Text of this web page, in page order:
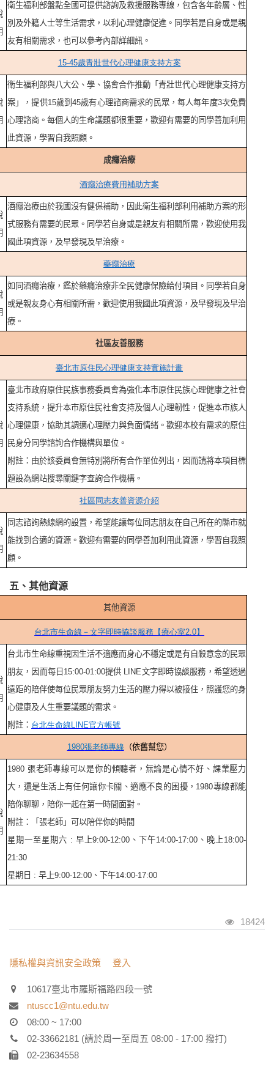
衛生福利部盤點全國可提供諮詢及救援服務專線，包含各年齡層、性
別及外籍人士等生活需求，以利心理健康促進。同學若是自身或是親
友有相關需求，也可以參考內部詳細訊。
15-45歲青壯世代心理健康支持方案
衛生福利部與八大公、學、協會合作推動「青壯世代心理健康支持方
案」，提供15歲到45歲有心理諮商需求的民眾，每人每年度3次免費
心理諮商。每個人的生命議題都很重要，歡迎有需要的同學善加利用
此資源，學習自我照顧。
成癮治療
酒癮治療費用補助方案
酒癮治療由於我國沒有健保補助，因此衛生福利部利用補助方案的形
式服務有需要的民眾。同學若自身或是親友有相關所需，歡迎使用我
國此項資源，及早發現及早治療。
藥癮治療
如同酒癮治療，鑑於藥癮治療非全民健康保險給付項目。同學若自身
或是親友身心有相關所需，歡迎使用我國此項資源，及早發現及早治
療。
社區友善服務
臺北市原住民心理健康支持實施計畫
臺北市政府原住民族事務委員會為強化本市原住民族心理健康之社會
支持系統，提升本市原住民社會支持及個人心理韌性，促進本市族人
心理健康，協助其調適心理壓力與負面情緒。歡迎本校有需求的原住
民身分同學諮詢合作機構與單位。
附註：由於該委員會無特別將所有合作單位列出，因而請將本項目標
題設為網站搜尋關鍵字查詢合作機構。
社區同志友善資源介紹
同志諮詢熱線網的設置，希望能讓每位同志朋友在自己所在的縣市就
能找到合適的資源。歡迎有需要的同學善加利用此資源，學習自我照
顧。
五、其他資源
其他資源
台北市生命線－文字即時協談服務【療心室2.0】
台北市生命線重視因生活不適應而身心不穩定或是有自殺意念的民眾
朋友，因而每日15:00-01:00提供 LINE文字即時協談服務，希望透過
遠距的陪伴使每位民眾朋友努力生活的壓力得以被接住，照護您的身
心健康及人生重要議題的需求。
附註： 台北生命線LINE官方帳號
1980張老師專線 （依舊幫您）
1980 張老師專線可以是你的傾聽者，無論是心情不好、課業壓力
大，還是生活上有任何讓你卡關、適應不良的困擾，1980專線都能
陪你聊聊，陪你一起在第一時間面對。
附註：「張老師」可以陪伴你的時間
星期一至星期六 : 早上9:00-12:00、下午14:00-17:00、晚上18:00-
21:30
星期日 : 早上9:00-12:00、下午14:00-17:00
瀏覽人次
18424
:::
隱私權與資訊安全政策 登入
10617臺北市羅斯福路四段一號
ntuscc1@ntu.edu.tw
08:00 ~ 17:00
02-33662181 (請於周一至周五 08:00 - 17:00 撥打)
02-23634558